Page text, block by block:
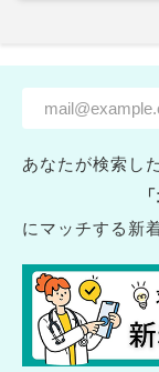
あなたが検索した
にマッチする新